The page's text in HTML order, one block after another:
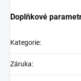
Doplňkové
Kategorie:
Záruka: